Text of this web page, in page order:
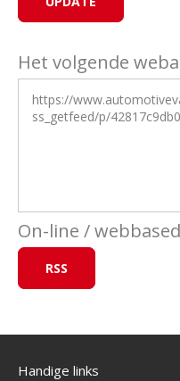
Het volgende
On-line /
Handige links